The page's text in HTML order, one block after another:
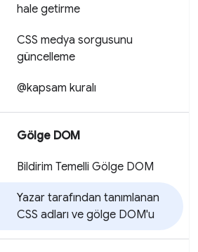
hale getirme
CSS medya sorgusunu
güncelleme
@kapsam kuralı
Gölge DOM
Bildirim Temelli Gölge DOM
Yazar tarafından tanımlanan
CSS adları ve gölge DOM'u